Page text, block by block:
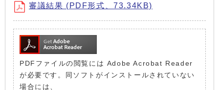
審議結果 (PDF形式、73.34KB)
PDFファイルの閲覧には Adobe Acrobat Reader
が必要です。同ソフトがインストールされていない
場合には、